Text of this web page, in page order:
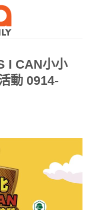
I CAN小小
動 0914-